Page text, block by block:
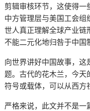
剪辑审核环节，这使得一
中方管理层与美国工会
世人真正理解全球产业
不能二元化地归咎于中国
向世界讲好中国故事，
题。古代的花木兰，今
符号或载体，可以从西方
严格来说，此文并不是